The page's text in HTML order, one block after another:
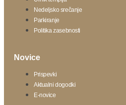
Nedeljsko srečanje
Parkiranje
Politika zasebnosti
Novice
Prispevki
Aktualni dogodki
E-novice